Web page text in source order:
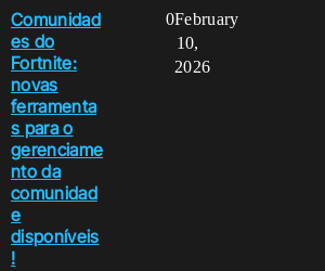
Comunidad
es do
Fortnite:
novas
ferramenta
s para o
gerenciame
nto da
comunidad
e
disponíveis
!
0February
10,
2026